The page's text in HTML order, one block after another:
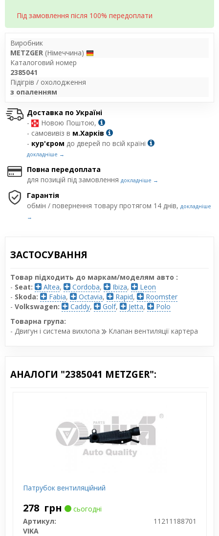
Під замовлення після 100% передоплати
Виробник
METZGER (Німеччина)
Каталоговий номер
2385041
Підігрів / охолодження
з опаленням
Доставка по Україні
-
Новою Поштою,
- самовивіз в м.Харків
- кур'єром до дверей по всій країні
докладніше →
Повна передоплата
для позицій під замовлення докладніше →
Гарантія
обмін / повернення товару протягом 14 днів, докладніше
→
ЗАСТОСУВАННЯ
Товар підходить до маркам/моделям авто :
- Seat: Altea, Cordoba, Ibiza,
Leon
- Skoda: Fabia, Octavia, Rapid,
Roomster
- Volkswagen: Caddy, Golf, Jetta,
Polo
Товарна група:
- Двигун і система вихлопа
Клапан вентиляції картера
АНАЛОГИ "2385041 METZGER":
Патрубок вентиляційний
278 грн
сьогодні
Артикул:
11211188701
VIKA